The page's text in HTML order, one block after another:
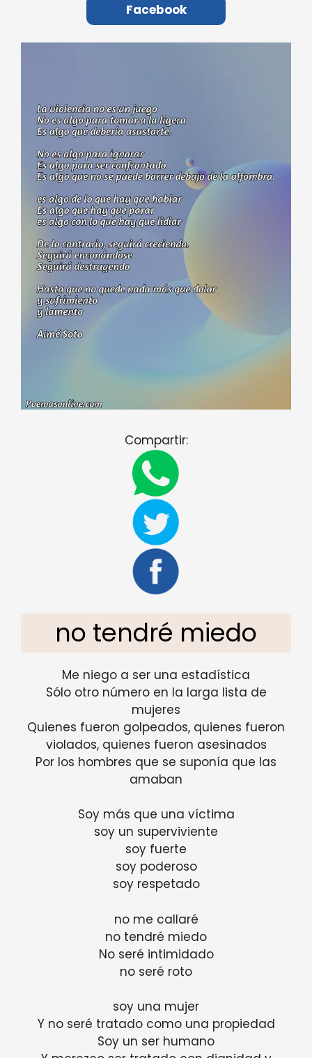
Facebook
Compartir:
no tendré miedo
Me niego a ser una estadística
Sólo otro número en la larga lista de
mujeres
Quienes fueron golpeados, quienes fueron
violados, quienes fueron asesinados
Por los hombres que se suponía que las
amaban
Soy más que una víctima
soy un superviviente
soy fuerte
soy poderoso
soy respetado
no me callaré
no tendré miedo
No seré intimidado
no seré roto
soy una mujer
Y no seré tratado como una propiedad
Soy un ser humano